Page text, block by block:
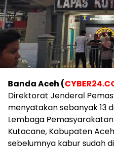
Banda Aceh (
Direktorat Jenderal
menyatakan sebanyak 13
Lembaga
Kutacane, Kabupaten
sebelumnya kabur sudah